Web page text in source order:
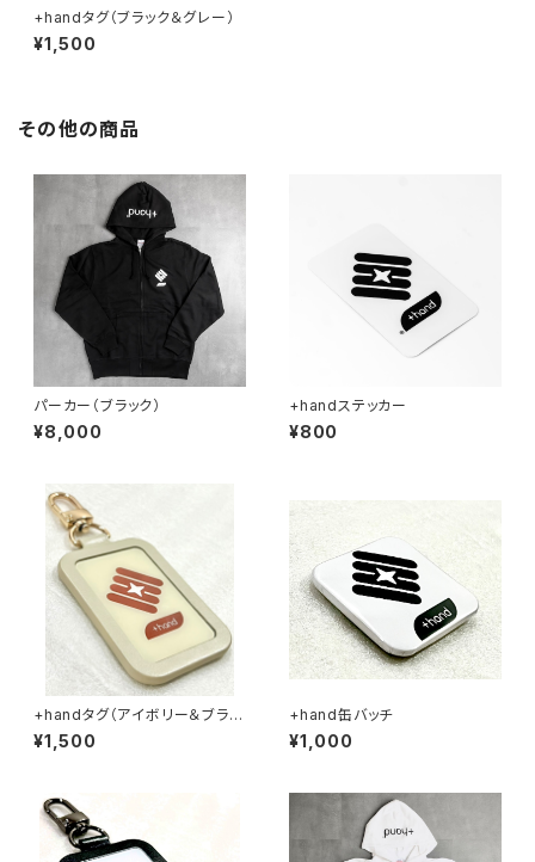
+handタグ（ブラック＆グレー）
¥1,500
その他の商品
パーカー（ブラック）
¥8,000
+handステッカー
¥800
+handタグ（アイボリー＆ブラウ
ン）
¥1,500
+hand缶バッチ
¥1,000